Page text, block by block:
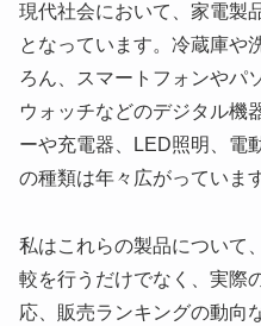
現代社会において、家電製
となっています。冷蔵庫や
ろん、スマートフォンやパ
ウォッチなどのデジタル機
ーや充電器、LED照明、電
の種類は年々広がっています
私はこれらの製品について
較を行うだけでなく、実際
応、販売ランキングの動向